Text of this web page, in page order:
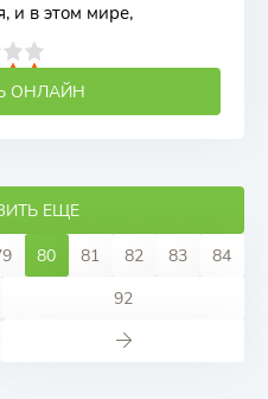
и в этом мире,
ОНЛАЙН
ЕЩЕ
80 81 82 83
84
92